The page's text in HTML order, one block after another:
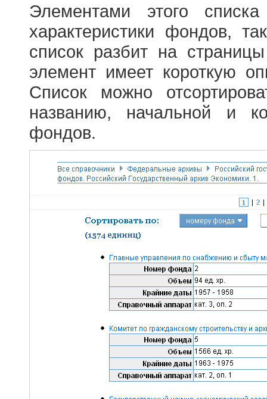
Элементами этого
характеристики фондов,
список разбит на
элемент имеет короткую
Список можно
названию, начальной и
фондов.